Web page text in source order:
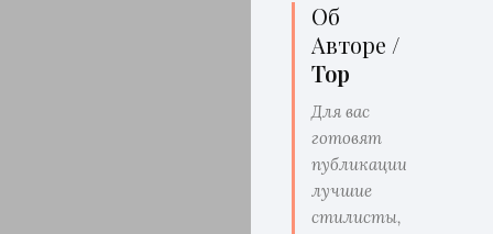
Об
Авторе /
Top
Для вас
готовят
публикации
лучшие
стилисты,